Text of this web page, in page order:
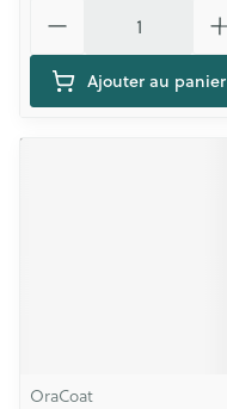
Ajouter au panier
OraCoat